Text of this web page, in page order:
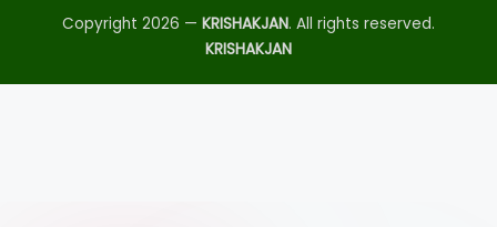
Copyright 2026 — KRISHAKJAN. All rights reserved.
KRISHAKJAN